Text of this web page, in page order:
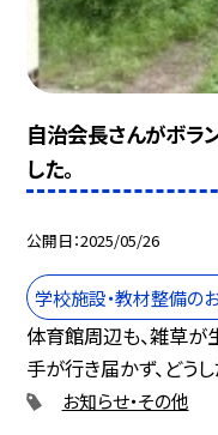
自治会長さんがボラ
した。
公開日 2025/05/26
学校施設・教材整備の
体育館周辺も、雑草が
手が行き届かず、どう
お知らせ・その他